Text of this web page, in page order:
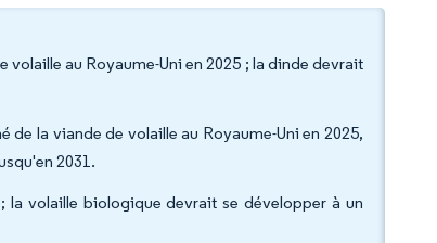
volaille au Royaume-Uni en 2025 ; la dinde devrait
la viande de volaille au Royaume-Uni en 2025,
2031.
la volaille biologique devrait se développer à un